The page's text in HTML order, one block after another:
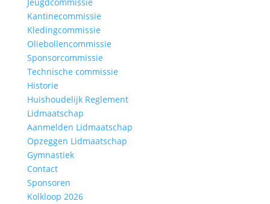
Kantinecommissie
Kledingcommissie
Oliebollencommissie
Sponsorcommissie
Technische commissie
Historie
Huishoudelijk Reglement
Lidmaatschap
Aanmelden Lidmaatschap
Opzeggen Lidmaatschap
Gymnastiek
Contact
Sponsoren
Kolkloop 2026